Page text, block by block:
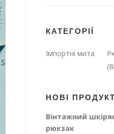
КАТЕГОРІЇ
Імпортні мита
НОВІ
Вінтажний
рюкзак